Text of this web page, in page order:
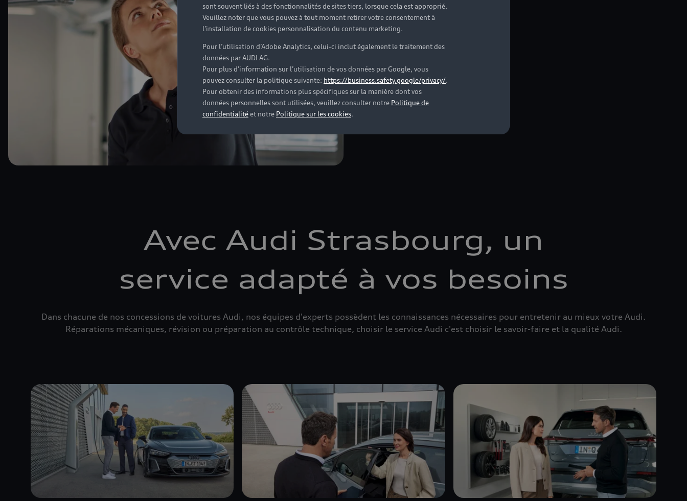
votre véhicule.
Avec Audi Strasbourg, un
service adapté à vos besoins
Dans chacune de nos concessions de voitures Audi, nos équipes d'experts possèdent les connaissances nécessaires pour entretenir au mieux votre Audi.
Réparations mécaniques, révision ou préparation au contrôle technique, choisir le service Audi c'est choisir le savoir-faire et la qualité Audi.
sont souvent liés à des fonctionnalités de sites tiers, lorsque cela est approprié.
Veuillez noter que vous pouvez à tout moment retirer votre consentement à
l'installation de cookies personnalisation du contenu marketing.
Pour l’utilisation d’Adobe Analytics, celui-ci inclut également le traitement des
données par AUDI AG.
Pour plus d’information sur l’utilisation de vos données par Google, vous
pouvez consulter la politique suivante: https://business.safety.google/privacy/.
Pour obtenir des informations plus spécifiques sur la manière dont vos
données personnelles sont utilisées, veuillez consulter notre Politique de
confidentialitéet notre Politique sur les cookies.